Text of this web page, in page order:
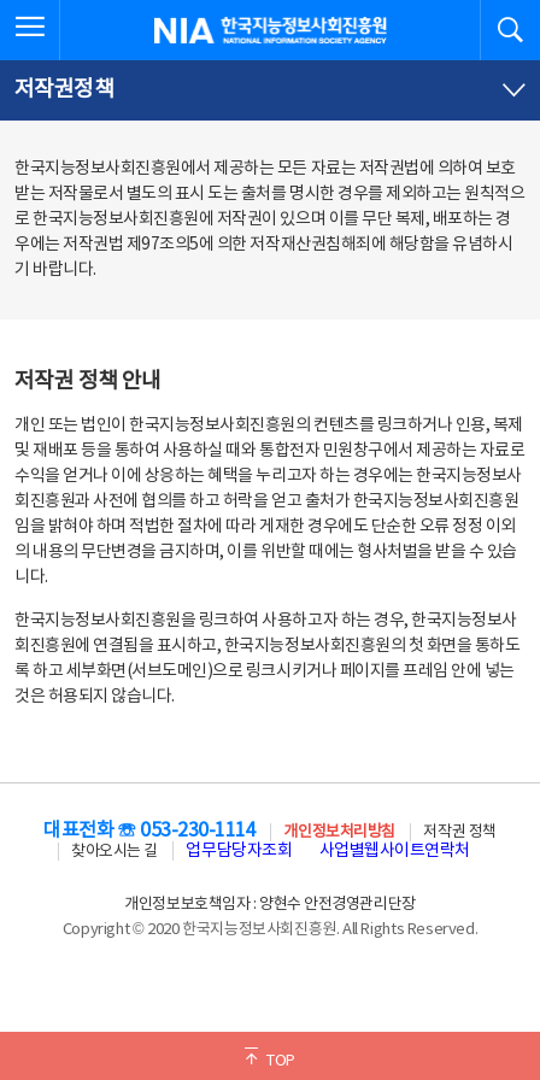
문
로
가
체
뉴
바
가
한국지능정보사회진흥원
저작권정책
한국지능정보사회진흥원에서 제공하는 모든 자료는 저작권법에 의하여 보호
받는 저작물로서 별도의 표시 도는 출처를 명시한 경우를 제외하고는 원칙적으
로 한국지능정보사회진흥원에 저작권이 있으며 이를 무단 복제, 배포하는 경
우에는 저작권법 제97조의5에 의한 저작재산권침해죄에 해당함을 유념하시
기 바랍니다.
저작권 정책 안내
개인 또는 법인이 한국지능정보사회진흥원의 컨텐츠를 링크하거나 인용, 복제
및 재배포 등을 통하여 사용하실 때와 통합전자 민원창구에서 제공하는 자료로
수익을 얻거나 이에 상응하는 혜택을 누리고자 하는 경우에는 한국지능정보사
회진흥원과 사전에 협의를 하고 허락을 얻고 출처가 한국지능정보사회진흥원
임을 밝혀야 하며 적법한 절차에 따라 게재한 경우에도 단순한 오류 정정 이외
의 내용의 무단변경을 금지하며, 이를 위반할 때에는 형사처벌을 받을 수 있습
니다.
한국지능정보사회진흥원을 링크하여 사용하고자 하는 경우, 한국지능정보사
회진흥원에 연결됨을 표시하고, 한국지능정보사회진흥원의 첫 화면을 통하도
록 하고 세부화면(서브도메인)으로 링크시키거나 페이지를 프레임 안에 넣는
것은 허용되지 않습니다.
TOP
대표전화 ☏ 053-230-1114 개인정보처리방침
저작권 정책
찾아오시는 길
업무담당자조회 사업별웹사이트연락처
개인정보보호책임자 : 양현수 안전경영관리단장
Copyright © 2020 한국지능정보사회진흥원. All Rights Reserved.